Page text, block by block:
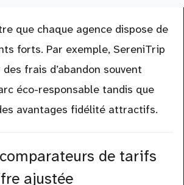
que chaque agence dispose de
forts. Par exemple, SereniTrip
frais d’abandon souvent
éco-responsable tandis que
avantages fidélité attractifs.
de tarifs
ajustée